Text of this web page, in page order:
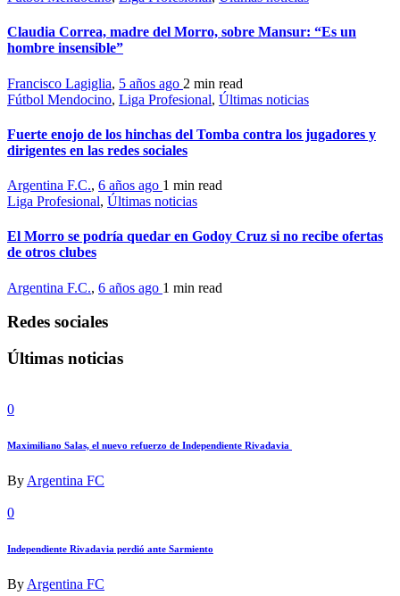
Claudia Correa, madre del Morro, sobre Mansur: “Es un
hombre insensible”
Francisco Lagiglia, 5 años ago 2 min read
Fútbol Mendocino, Liga Profesional, Últimas noticias
Fuerte enojo de los hinchas del Tomba contra los jugadores y
dirigentes en las redes sociales
Argentina F.C., 6 años ago 1 min read
Liga Profesional, Últimas noticias
El Morro se podría quedar en Godoy Cruz si no recibe ofertas
de otros clubes
Argentina F.C., 6 años ago 1 min read
Redes sociales
Últimas noticias
0
Maximiliano Salas, el nuevo refuerzo de Independiente Rivadavia
By Argentina FC
0
Independiente Rivadavia perdió ante Sarmiento
By Argentina FC